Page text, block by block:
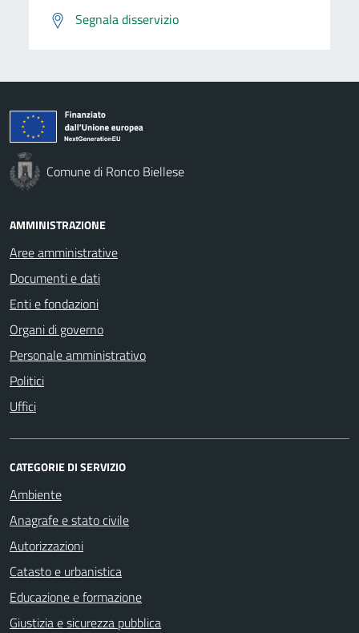
Segnala disservizio
Comune di Ronco Biellese
AMMINISTRAZIONE
Aree amministrative
Documenti e dati
Enti e fondazioni
Organi di governo
Personale amministrativo
Politici
Uffici
CATEGORIE DI SERVIZIO
Ambiente
Anagrafe e stato civile
Autorizzazioni
Catasto e urbanistica
Educazione e formazione
Giustizia e sicurezza pubblica